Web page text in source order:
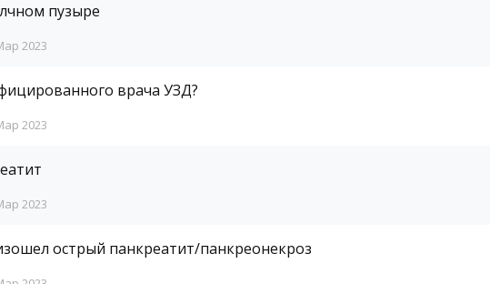
пузыре
2023
врача УЗД?
2023
2023
острый панкреатит/панкреонекроз